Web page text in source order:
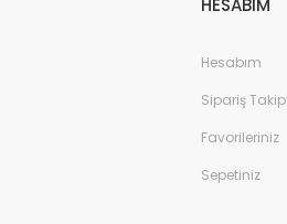
HESABIM
Hesabım
Sipariş Takip
Favorileriniz
Sepetiniz